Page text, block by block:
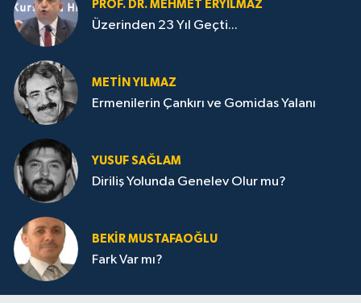
PROF. DR. MEHMET ERYILMAZ
Üzerinden 23 Yıl Geçti...
METIN YILMAZ
Ermenilerin Çankırı ve Gomidas Yalanı
YUSUF SAĞLAM
Diriliş Yolunda Genelev Olur mu?
BEKIR MUSTAFAOĞLU
Fark Var mı?